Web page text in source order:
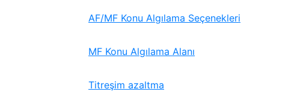
AF/MF Konu Algılama Seçenekleri
MF Konu Algılama Alanı
Titreşim azaltma